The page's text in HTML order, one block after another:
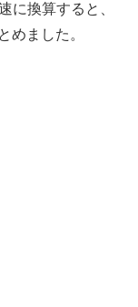
に換算すると、
めました。